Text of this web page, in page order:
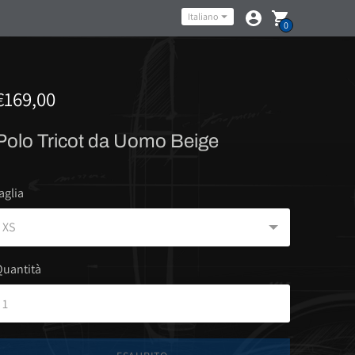
Lingua
Italiano
0
Tricot da Uomo Beige